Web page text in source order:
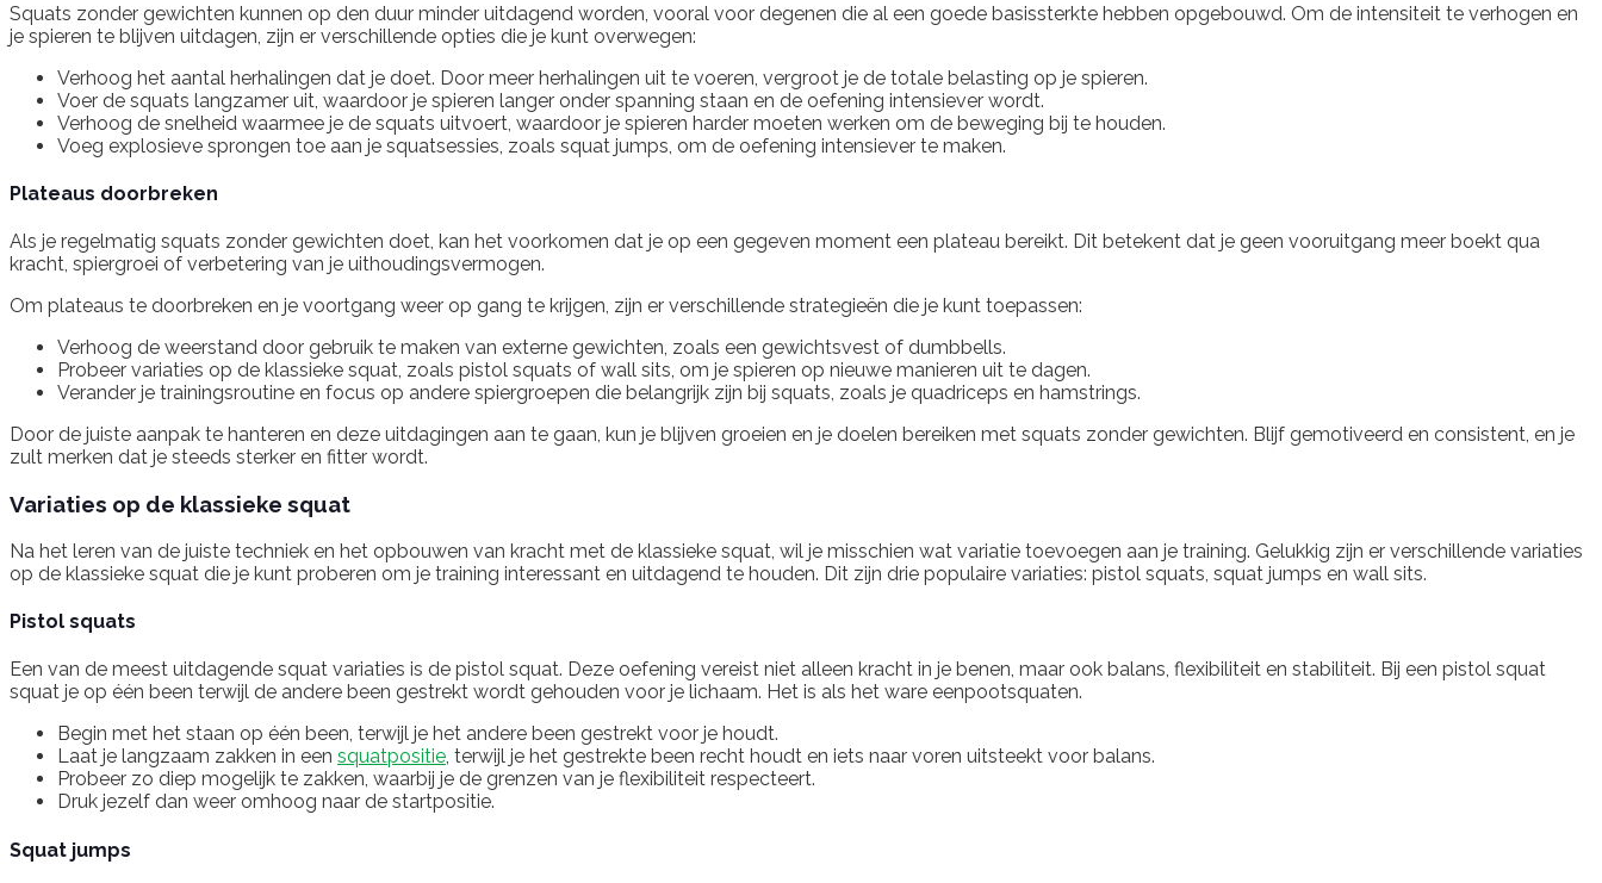
Squats zonder gewichten kunnen op den duur minder uitdagend worden, vooral voor degenen die al een goede basissterkte hebben opgebouwd. Om de intensiteit te verhogen en
je spieren te blijven uitdagen, zijn er verschillende opties die je kunt overwegen:
Verhoog het aantal herhalingen dat je doet. Door meer herhalingen uit te voeren, vergroot je de totale belasting op je spieren.
Voer de squats langzamer uit, waardoor je spieren langer onder spanning staan en de oefening intensiever wordt.
Verhoog de snelheid waarmee je de squats uitvoert, waardoor je spieren harder moeten werken om de beweging bij te houden.
Voeg explosieve sprongen toe aan je squatsessies, zoals squat jumps, om de oefening intensiever te maken.
Plateaus doorbreken
Als je regelmatig squats zonder gewichten doet, kan het voorkomen dat je op een gegeven moment een plateau bereikt. Dit betekent dat je geen vooruitgang meer boekt qua
kracht, spiergroei of verbetering van je uithoudingsvermogen.
Om plateaus te doorbreken en je voortgang weer op gang te krijgen, zijn er verschillende strategieën die je kunt toepassen:
Verhoog de weerstand door gebruik te maken van externe gewichten, zoals een gewichtsvest of dumbbells.
Probeer variaties op de klassieke squat, zoals pistol squats of wall sits, om je spieren op nieuwe manieren uit te dagen.
Verander je trainingsroutine en focus op andere spiergroepen die belangrijk zijn bij squats, zoals je quadriceps en hamstrings.
Door de juiste aanpak te hanteren en deze uitdagingen aan te gaan, kun je blijven groeien en je doelen bereiken met squats zonder gewichten. Blijf gemotiveerd en consistent, en je
zult merken dat je steeds sterker en fitter wordt.
Variaties op de klassieke squat
Na het leren van de juiste techniek en het opbouwen van kracht met de klassieke squat, wil je misschien wat variatie toevoegen aan je training. Gelukkig zijn er verschillende variaties
op de klassieke squat die je kunt proberen om je training interessant en uitdagend te houden. Dit zijn drie populaire variaties: pistol squats, squat jumps en wall sits.
Pistol squats
Een van de meest uitdagende squat variaties is de pistol squat. Deze oefening vereist niet alleen kracht in je benen, maar ook balans, flexibiliteit en stabiliteit. Bij een pistol squat
squat je op één been terwijl de andere been gestrekt wordt gehouden voor je lichaam. Het is als het ware eenpootsquaten.
Begin met het staan op één been, terwijl je het andere been gestrekt voor je houdt.
Laat je langzaam zakken in een squatpositie, terwijl je het gestrekte been recht houdt en iets naar voren uitsteekt voor balans.
Probeer zo diep mogelijk te zakken, waarbij je de grenzen van je flexibiliteit respecteert.
Druk jezelf dan weer omhoog naar de startpositie.
Squat jumps